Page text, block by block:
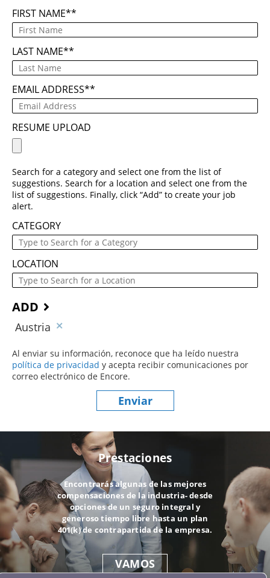
FIRST NAME*
LAST NAME*
EMAIL ADDRESS*
RESUME UPLOAD
Search for a category and select one from the list of
suggestions. Search for a location and select one from the
list of suggestions. Finally, click “Add” to create your job
alert.
CATEGORY
LOCATION
ADD
Austria
Al enviar su información, reconoce que ha leído nuestra
política de privacidad (este contenido se abre en una nueva
y acepta recibir comunicaciones por
correo electrónico de Encore.
Enviar
Prestaciones
Encontrarás algunas de las mejores
compensaciones de la industria- desde
opciones de un seguro integral y
generoso tiempo libre hasta un plan
401(k) de contrapartida de la empresa.
VAMOS